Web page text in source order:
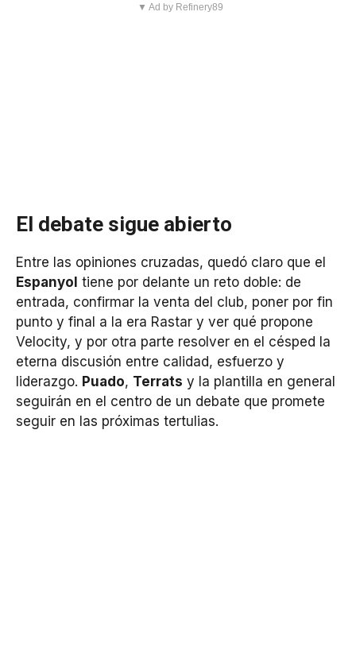
▼ Ad by Refinery89
El debate sigue abierto
Entre las opiniones cruzadas, quedó claro que el
Espanyol tiene por delante un reto doble: de
entrada, confirmar la venta del club, poner por fin
punto y final a la era Rastar y ver qué propone
Velocity, y por otra parte resolver en el césped la
eterna discusión entre calidad, esfuerzo y
liderazgo. Puado, Terrats y la plantilla en general
seguirán en el centro de un debate que promete
seguir en las próximas tertulias.